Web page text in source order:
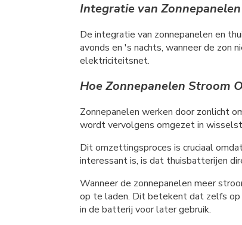
Integratie van
De integratie van zonnepanelen en
avonds en 's nachts, wanneer de zon
elektriciteitsnet.
Hoe Zonnepanelen Stroom
Zonnepanelen werken door zonlicht
wordt vervolgens omgezet in
Dit omzettingsproces is cruciaal
interessant is, is dat thuisbatterijen
Wanneer de zonnepanelen meer
op te laden. Dit betekent dat zelfs
in de batterij voor later gebruik.